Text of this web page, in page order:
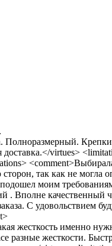
Полноразмерный.
доставка.</virtues>
так как не могла
моим
. Вполне качественный
С удовольствием
жесткость именно
разные жесткости.